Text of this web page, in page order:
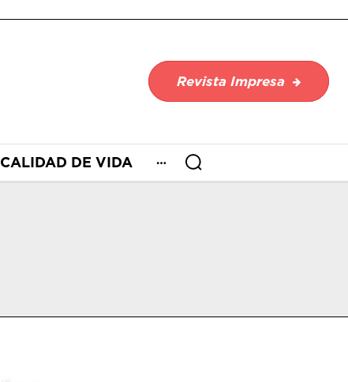
Revista Impresa
CALIDAD DE VIDA